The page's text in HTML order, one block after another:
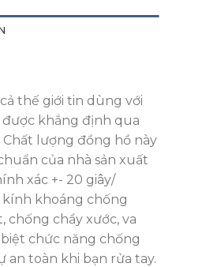
thế giới tin dùng với
khẳng định qua
Chất lượng đồng hồ này
của nhà sản xuất
xác +- 20 giây/
khoáng chống
chống chầy xước, va
chức năng chống
an toàn khi bạn rửa tay.